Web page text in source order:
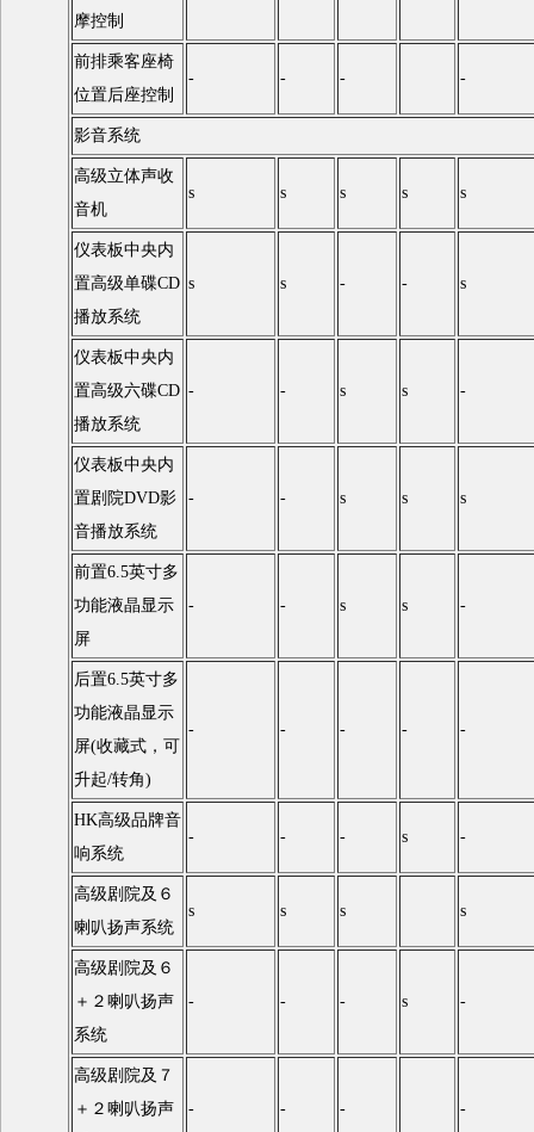
摩控制
前排乘客座椅
位置后座控制
- - - -
影音系统
高级立体声收
音机
s s s s s
仪表板中央内
置高级单碟CD
播放系统
s s - - s
仪表板中央内
置高级六碟CD
播放系统
- - s s -
仪表板中央内
置剧院DVD影
音播放系统
- - s s s
前置6.5英寸多
功能液晶显示
屏
- - s s -
后置6.5英寸多
功能液晶显示
屏(收藏式，可
升起/转角)
- - - - -
HK高级品牌音
响系统
- - - s -
高级剧院及６
喇叭扬声系统
s s s s
高级剧院及６
＋２喇叭扬声
系统
- - - s -
高级剧院及７
＋２喇叭扬声
- - - -